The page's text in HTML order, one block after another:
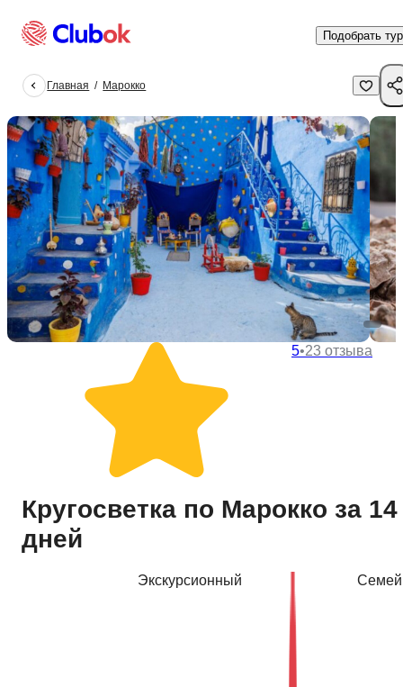
Подобрать тур
Главная / Марокко
5•23 отзыва
Купить тур
Кругосветка по Марокко за 14
дней
Экскурсионный